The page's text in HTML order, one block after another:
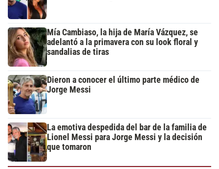
Mía Cambiaso, la hija de María Vázquez, se
adelantó a la primavera con su look floral y
sandalias de tiras
Dieron a conocer el último parte médico de
Jorge Messi
La emotiva despedida del bar de la familia de
Lionel Messi para Jorge Messi y la decisión
que tomaron